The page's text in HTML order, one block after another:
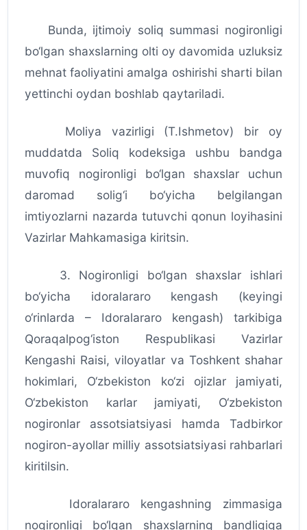
Bunda, ijtimoiy soliq summasi nogironligi
bo‘lgan shaxslarning olti oy davomida uzluksiz
mehnat faoliyatini amalga oshirishi sharti bilan
yettinchi oydan boshlab qaytariladi.
Moliya vazirligi (T.Ishmetov) bir oy
muddatda Soliq kodeksiga ushbu bandga
muvofiq nogironligi bo‘lgan shaxslar uchun
daromad solig‘i bo‘yicha belgilangan
imtiyozlarni nazarda tutuvchi qonun loyihasini
Vazirlar Mahkamasiga kiritsin.
3. Nogironligi bo‘lgan shaxslar ishlari
bo‘yicha idoralararo kengash (keyingi
o‘rinlarda – Idoralararo kengash) tarkibiga
Qoraqalpog‘iston Respublikasi Vazirlar
Kengashi Raisi, viloyatlar va Toshkent shahar
hokimlari, O‘zbekiston ko‘zi ojizlar jamiyati,
O‘zbekiston karlar jamiyati, O‘zbekiston
nogironlar assotsiatsiyasi hamda Tadbirkor
nogiron-ayollar milliy assotsiatsiyasi rahbarlari
kiritilsin.
Idoralararo kengashning zimmasiga
nogironligi bo‘lgan shaxslarning bandligiga